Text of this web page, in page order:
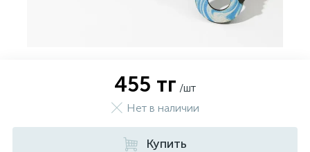
455 тг /шт
Нет в наличии
Купить